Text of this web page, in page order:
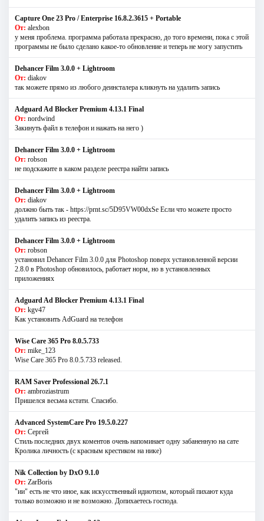
Capture One 23 Pro / Enterprise 16.8.2.3615 + Portable
От: alexbon
у меня проблема. программа работала прекрасно, до того времени, пока с этой
программы не было сделано какое-то обновление и теперь не могу запустить
Dehancer Film 3.0.0 + Lightroom
От: diakov
так можете прямо из любого деинсталера кликнуть на удалить запись
Adguard Ad Blocker Premium 4.13.1 Final
От: nordwind
Закинуть файл в телефон и нажать на него )
Dehancer Film 3.0.0 + Lightroom
От: robson
не подскажите в каком разделе реестра найти запись
Dehancer Film 3.0.0 + Lightroom
От: diakov
должно быть так - https://prnt.sc/5D95VW00dxSe Если что можете просто
удалить запись из реестра.
Dehancer Film 3.0.0 + Lightroom
От: robson
установил Dehancer Film 3.0.0 для Photoshop поверх установленной версии
2.8.0 в Photoshop обновилось, работает норм, но в установленных
приложениях
Adguard Ad Blocker Premium 4.13.1 Final
От: kgv47
Как установить AdGuard на телефон
Wise Care 365 Pro 8.0.5.733
От: mike_123
Wise Care 365 Pro 8.0.5.733 released.
RAM Saver Professional 26.7.1
От: ambroziastrum
Пришелся весьма кстати. Спасибо.
Advanced SystemCare Pro 19.5.0.227
От: Сергей
Стиль последних двух коментов очень напоминает одну забаненную на сате
Кролика личность (с красным крестиком на нике)
Nik Collection by DxO 9.1.0
От: ZarBoris
"ии" есть не что иное, как искусственный идиотизм, который пихают куда
только возможно и не возможно. Допихаетесь господа.